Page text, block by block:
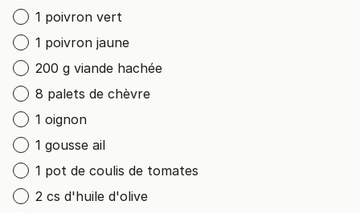
1 poivron vert
1 poivron jaune
200 g viande hachée
8 palets de chèvre
1 oignon
1 gousse ail
1 pot de coulis de tomates
2 cs d'huile d'olive